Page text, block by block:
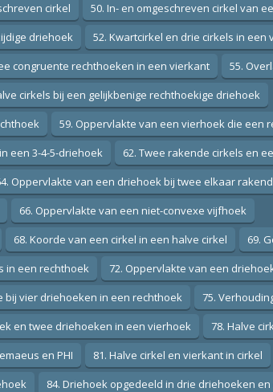
cirkel
50. In- en omgeschreven cirkel van
driehoek
52. Kwartcirkel en drie cirkels in een
congruente rechthoeken in een vierkant
55.
cirkels bij een gelijkbenige rechthoekige driehoek
59. Oppervlakte van een vierhoek die een
een 3-4-5-driehoek
62. Twee rakende cirkels en
Oppervlakte van een driehoek bij twee elkaar
66. Oppervlakte van een niet-convexe vijfhoek
68. Koorde van een cirkel in een halve cirkel
69.
in een rechthoek
72. Oppervlakte van een
bij vier driehoeken in een rechthoek
75.
en twee driehoeken in een vierhoek
78. Halve
en PHI 81. Halve cirkel en vierkant in cirkel
84. Driehoek opgedeeld in drie driehoeken